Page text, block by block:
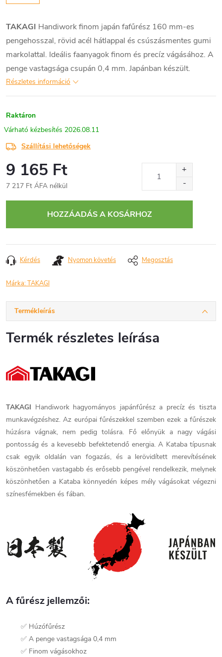
TAKAGI Handiwork finom japán fafűrész 160 mm-es
pengehosszal, rövid acél hátlappal és csúszásmentes gumi
markolattal. Ideális faanyagok finom és precíz vágásához. A
penge vastagsága csupán 0,4 mm. Japánban készült.
Részletes információ
Raktáron
2026.08.11
Szállítási lehetőségek
9 165 Ft
7 217 Ft ÁFA nélkül
HOZZÁADÁS A KOSÁRHOZ
Kérdés Nyomon követés Megosztás
Márka:TAKAGI
Termékleírás
Termék részletes leírása
TAKAGI Handiwork hagyományos japánfűrész a precíz és tiszta
munkavégzéshez. Az európai fűrészekkel szemben ezek a fűrészek
húzásra vágnak, nem pedig tolásra. Fő előnyük a nagy vágási
pontosság és a kevesebb befektetendő energia. A Kataba típusnak
csak egyik oldalán van fogazás, és a lerövidített merevítésének
köszönhetően vastagabb és erősebb pengével rendelkezik, melynek
köszönhetően a Kataba könnyedén képes mély vágásokat végezni
színesfémekben és fában.
A fűrész jellemzői:
✅ Húzófűrész
✅ A penge vastagsága 0,4 mm
✅ Finom vágásokhoz